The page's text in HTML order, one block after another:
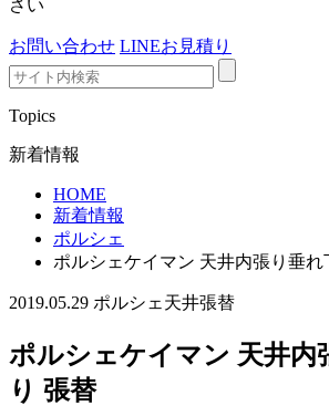
さい
お問い合わせ LINEお見積り
Topics
新着情報
HOME
新着情報
ポルシェ
ポルシェケイマン 天井内張り垂れ
2019.05.29 ポルシェ 天井張替
ポルシェケイマン 天井内
り 張替